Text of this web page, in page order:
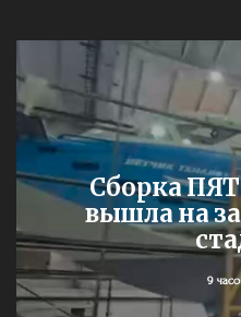
Сборка
вышла на
9